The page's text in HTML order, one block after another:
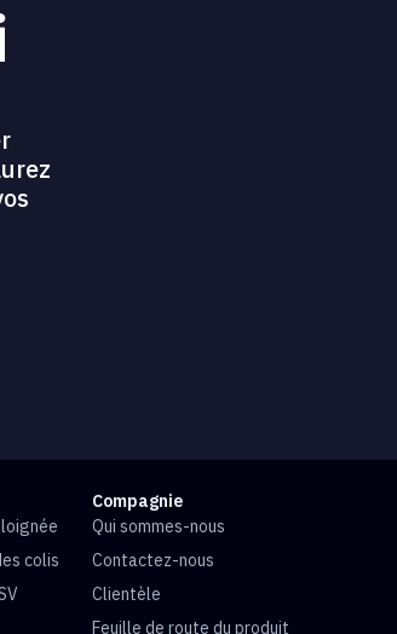
colis
Compagnie
Qui sommes-nous
Contactez-nous
Clientèle
Feuille de route du produit